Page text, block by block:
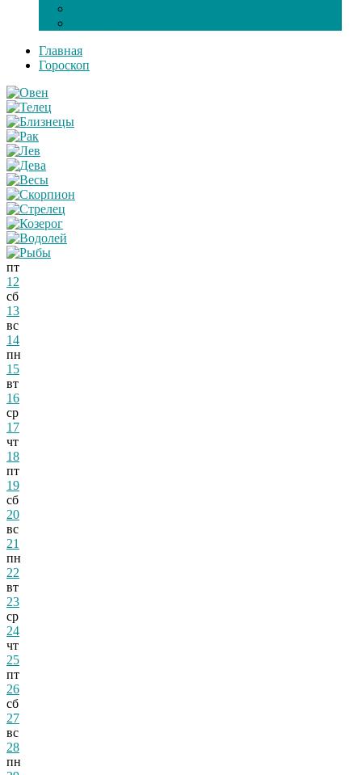
Главная
Гороскоп
пт
12
сб
13
вс
14
пн
15
вт
16
ср
17
чт
18
пт
19
сб
20
вс
21
пн
22
вт
23
ср
24
чт
25
пт
26
сб
27
вс
28
пн